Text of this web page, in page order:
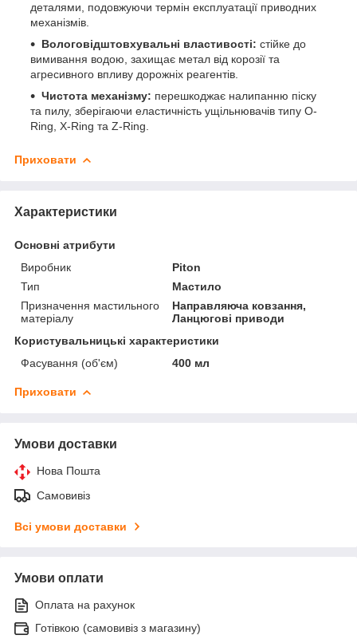
деталями, подовжуючи термін експлуатації приводних
механізмів.
Вологовідштовхувальні властивості: стійке до
вимивання водою, захищає метал від корозії та
агресивного впливу дорожніх реагентів.
Чистота механізму: перешкоджає налипанню піску
та пилу, зберігаючи еластичність ущільнювачів типу O-
Ring, X-Ring та Z-Ring.
Приховати
Характеристики
Основні атрибути
Виробник
Piton
Тип
Мастило
Призначення мастильного
матеріалу
Направляюча ковзання,
Ланцюгові приводи
Користувальницькі характеристики
Фасування (об'єм)
400 мл
Приховати
Умови доставки
Нова Пошта
Самовивіз
Всі умови доставки
Умови оплати
Оплата на рахунок
Готівкою (самовивіз з магазину)